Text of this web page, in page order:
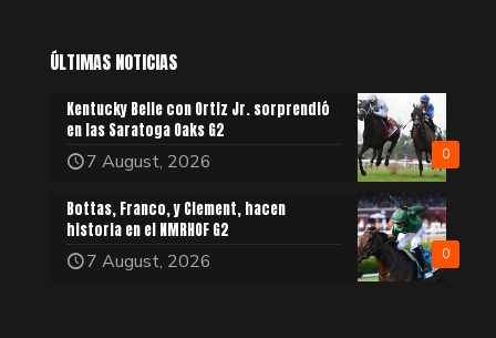
ÚLTIMAS NOTICIAS
0
Kentucky Belle con Ortiz Jr. sorprendió
en las Saratoga Oaks G2
7 August, 2026
0
Bottas, Franco, y Clement, hacen
historia en el NMRHOF G2
7 August, 2026